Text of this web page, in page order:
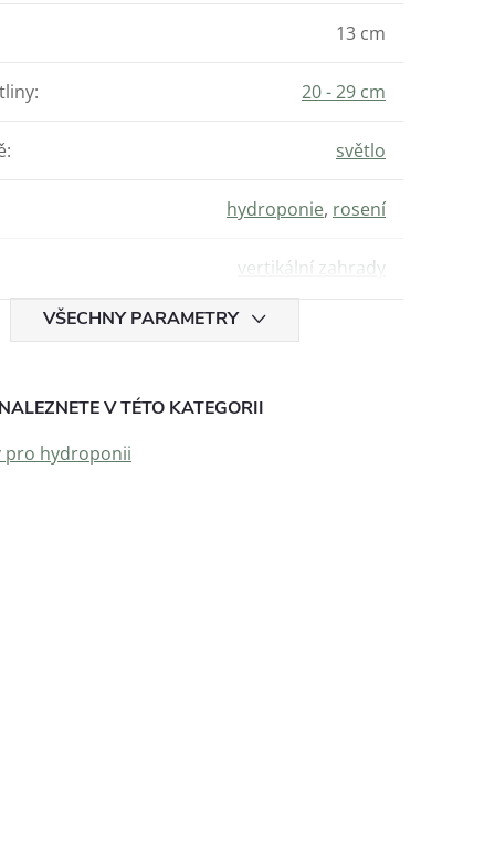
13 cm
: 20 - 29 cm
: světlo
hydroponie, rosení
vertikální zahrady
VŠECHNY PARAMETRY
V TÉTO KATEGORII
pro hydroponii